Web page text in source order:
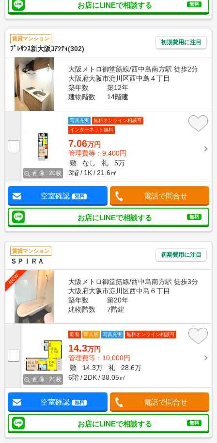
お店にLINEで相談する 無料
賃貸マンション
ﾌﾟﾚｻﾝｽ新大阪ｺｱｼﾃｨ(302)
初期費用に注目
大阪メトロ御堂筋線/西中島南方駅 徒歩2分
大阪府大阪市淀川区西中島４丁目
築年数
築12年
建物階数
14階建
画像 : 20枚
写真充実
無料オンライン相談可
インターネット無料
7.06万円
管理費等：9,400円
敷
なし 礼
5万
3階
1K 21.6㎡
空室確認 無料 電話で問合せ
お店にLINEで相談する 無料
賃貸マンション
ＳＰＩＲＡ
初期費用に注目
NEW
大阪メトロ御堂筋線/西中島南方駅 徒歩3分
大阪府大阪市淀川区西中島６丁目
築年数
築20年
建物階数
7階建
画像 : 21枚
新着 即入居 写真充実 無料オンライン相談可
14.3万円
管理費等：10,000円
敷
14.3万 礼
28.6万
6階
2DK 38.05㎡
空室確認 無料 電話で問合せ
お店にLINEで相談する 無料